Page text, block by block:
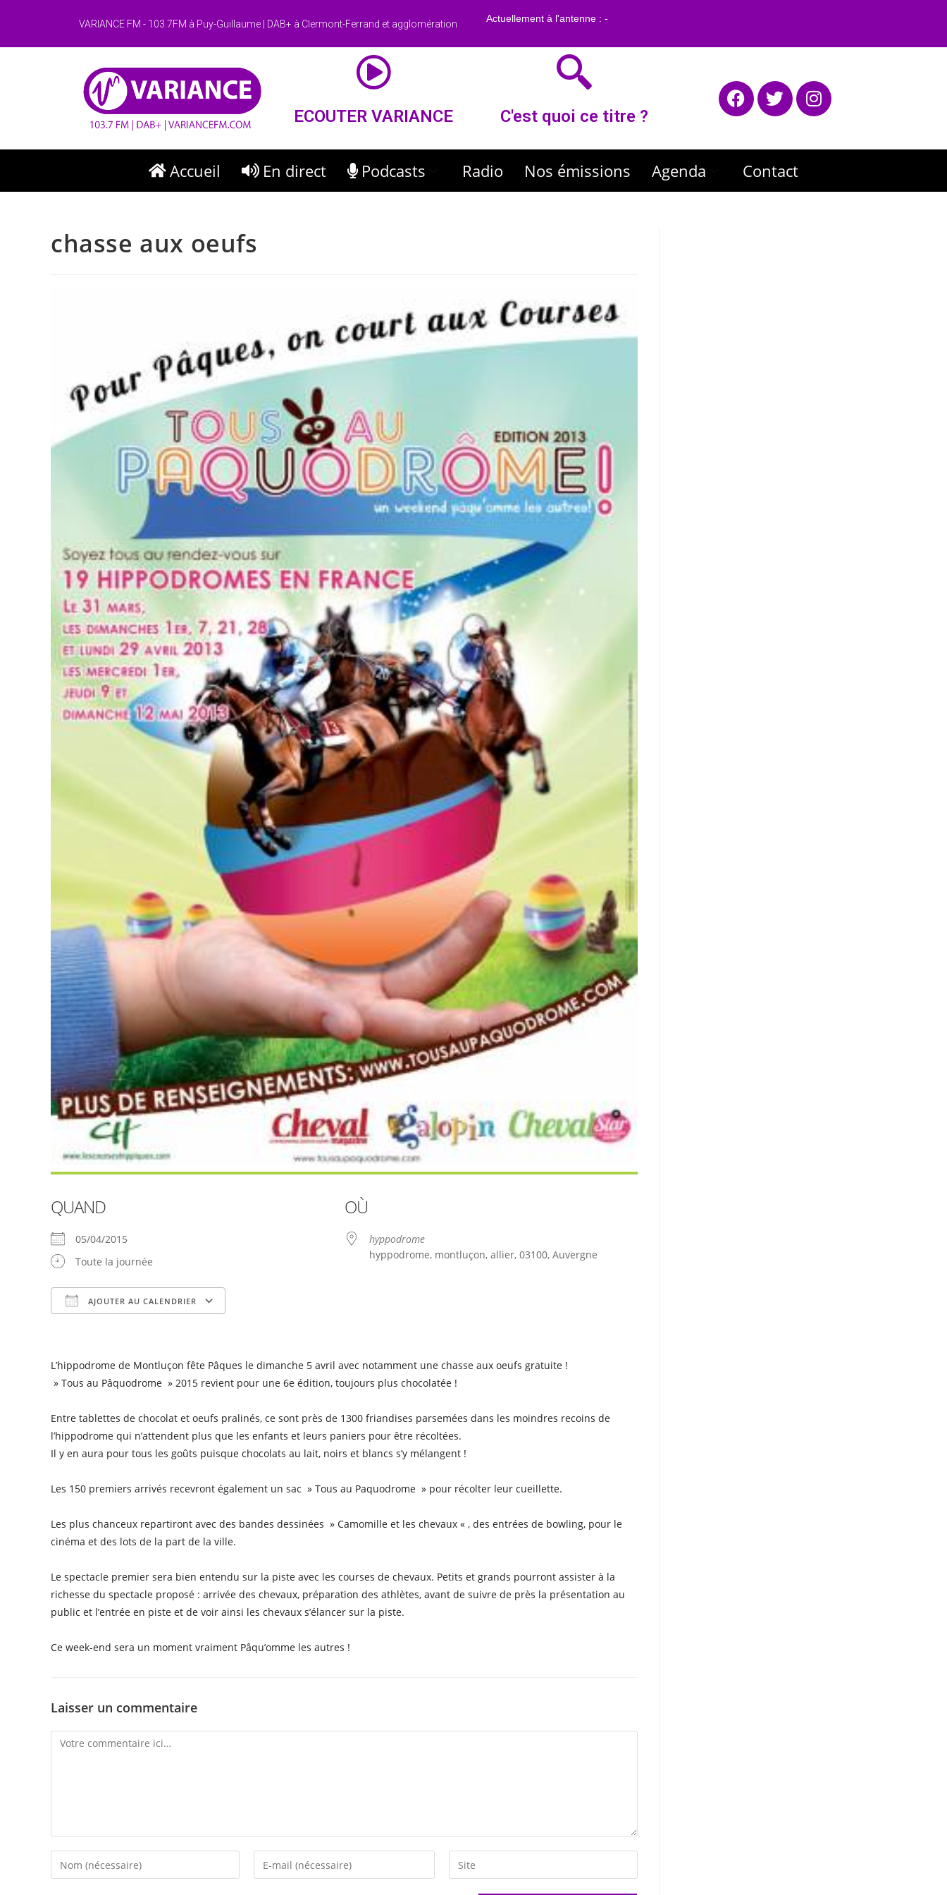
VARIANCE FM - 103.7FM à Puy-Guillaume | DAB+ à Clermont-Ferrand et agglomération
ECOUTER VARIANCE C'est quoi ce titre ?
Accueil En direct Podcasts Radio Nos émissions Agenda Contact
chasse aux oeufs
QUAND
05/04/2015
Toute la journée
AJOUTER AU CALENDRIER
OÙ
hyppodrome
hyppodrome, montluçon, allier, 03100, Auvergne
L’hippodrome de Montluçon fête Pâques le dimanche 5 avril avec notamment une chasse aux oeufs gratuite !
» Tous au Pâquodrome » 2015 revient pour une 6e édition, toujours plus chocolatée !
Entre tablettes de chocolat et oeufs pralinés, ce sont près de 1300 friandises parsemées dans les moindres recoins de
l’hippodrome qui n’attendent plus que les enfants et leurs paniers pour être récoltées.
Il y en aura pour tous les goûts puisque chocolats au lait, noirs et blancs s’y mélangent !
Les 150 premiers arrivés recevront également un sac » Tous au Paquodrome » pour récolter leur cueillette.
Les plus chanceux repartiront avec des bandes dessinées » Camomille et les chevaux « , des entrées de bowling, pour le
cinéma et des lots de la part de la ville.
Le spectacle premier sera bien entendu sur la piste avec les courses de chevaux. Petits et grands pourront assister à la
richesse du spectacle proposé : arrivée des chevaux, préparation des athlètes, avant de suivre de près la présentation au
public et l’entrée en piste et de voir ainsi les chevaux s’élancer sur la piste.
Ce week-end sera un moment vraiment Pâqu’omme les autres !
Laisser un commentaire